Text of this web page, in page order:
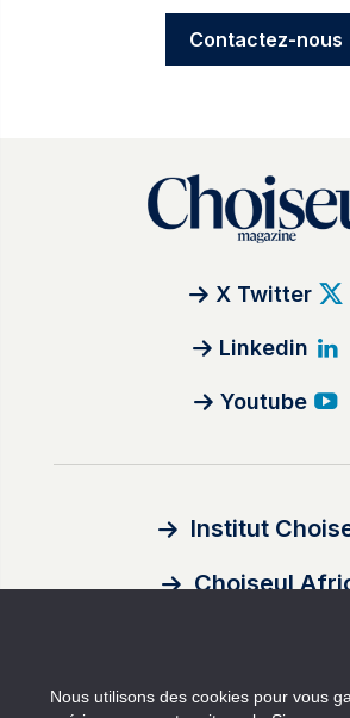
Contactez-nous
X Twitter
Linkedin
Youtube
Institut
Choiseul
Nous utilisons des cookies pour vous